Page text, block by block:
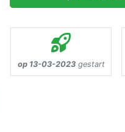
op 13-03-2023gestart